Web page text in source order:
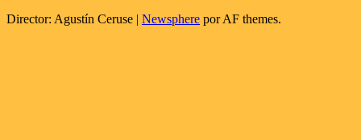
Director: Agustín Ceruse | Newsphere por AF themes.